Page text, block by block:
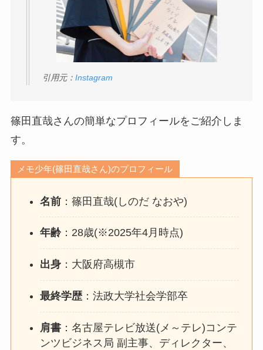
引用元： Instagram
篠田直哉さんの簡単なプロフィールをご紹介しま
す。
メモ少年(篠田直哉さん)のプロフィール
名前 ：篠田直哉(しのだ なおや)
年齢：28歳(※2025年4月時点)
出身 ：大阪府高槻市
最終学歴 ：法政大学社会学部卒
肩書 ：名古屋テレビ放送(メ～テレ)コンテ
ンツビジネス局 副主事、ディレクター、